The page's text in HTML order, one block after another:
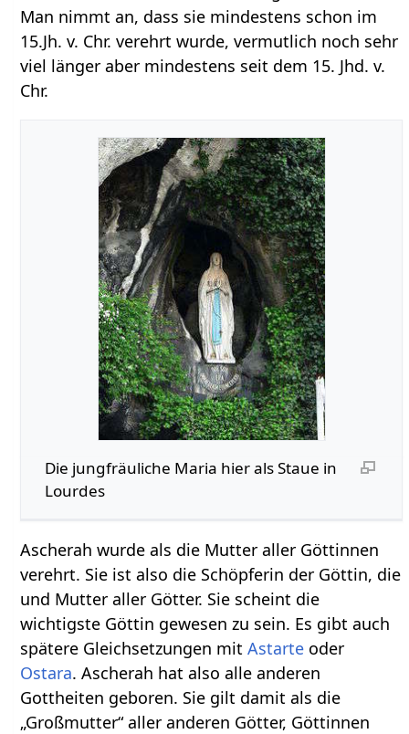
Man nimmt an, dass sie mindestens schon im
15.Jh. v. Chr. verehrt wurde, vermutlich noch sehr
viel länger aber mindestens seit dem 15. Jhd. v.
Chr.
Die jungfräuliche Maria hier als Staue in
Lourdes
Ascherah wurde als die Mutter aller Göttinnen
verehrt. Sie ist also die Schöpferin der Göttin, die
und Mutter aller Götter. Sie scheint die
wichtigste Göttin gewesen zu sein. Es gibt auch
spätere Gleichsetzungen mitAstarte oder
Ostara. Ascherah hat also alle anderen
Gottheiten geboren. Sie gilt damit als die
„Großmutter“ aller anderen Götter, Göttinnen